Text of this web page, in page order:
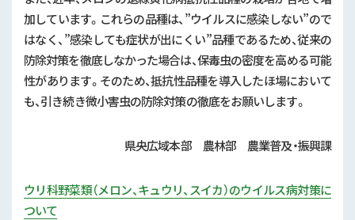
加しています。これらの品種は、”ウイルスに感染しない”ので
はなく、”感染しても症状が出にくい”品種であるため、従来の
防除対策を徹底しなかった場合は、保毒虫の密度を高める可能
性があります。そのため、抵抗性品種を導入したほ場において
も、引き続き微小害虫の防除対策の徹底をお願いします。
県央広域本部 農林部 農業普及・振興課
ウリ科野菜類（メロン、キュウリ、スイカ）のウイルス病対策に
ついて